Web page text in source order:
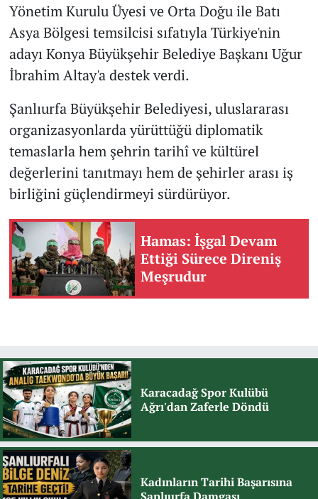
Yönetim Kurulu Üyesi ve Orta Doğu ile Batı
Asya Bölgesi temsilcisi sıfatıyla Türkiye'nin
adayı Konya Büyükşehir Belediye Başkanı Uğur
İbrahim Altay'a destek verdi.
Şanlıurfa Büyükşehir Belediyesi, uluslararası
organizasyonlarda yürüttüğü diplomatik
temaslarla hem şehrin tarihî ve kültürel
değerlerini tanıtmayı hem de şehirler arası iş
birliğini güçlendirmeyi sürdürüyor.
Hamas: İşgal Devam
Ettiği Sürece Direniş
Meşrudur
Karacadağ Spor Kulübü
Ağrı'dan Zaferle Döndü
Kadınların Tarihi Başarısına
Şanlıurfa Damgası